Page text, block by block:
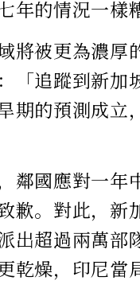
年的情況一樣
將被更為濃厚
「追蹤到新加
期的預測成
鄰國應對一年
歉。對此，新
出超過兩萬
乾燥，印尼當